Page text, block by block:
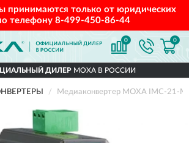
принимаются только от юридических
телефону 8-499-450-86-44
0 0
ДИЛЕРMOXA В РОССИИ
Медиаконвертер MOXA IMC-21-